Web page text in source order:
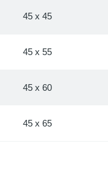
45 x 45
45 x 55
45 x 60
45 x 65